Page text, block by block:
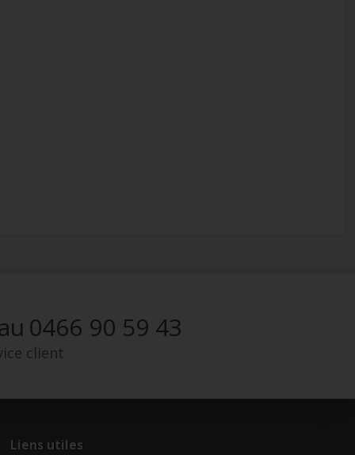
0466 90 59 43
client
Liens utiles